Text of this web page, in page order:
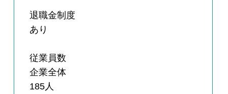
退職金制度
あり
従業員数
企業全体
185人